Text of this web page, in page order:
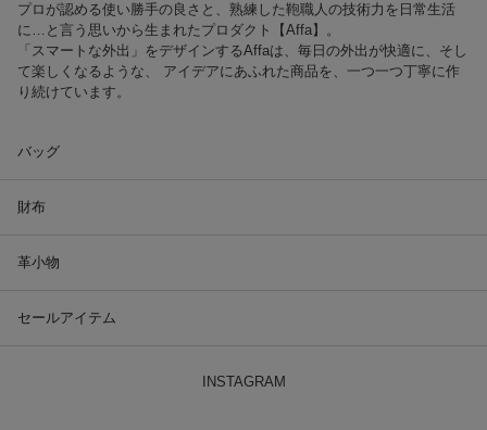
プロが認める使い勝手の良さと、熟練した鞄職人の技術力を日常生活
に…と言う思いから生まれたプロダクト【Affa】。
「スマートな外出」をデザインするAffaは、毎日の外出が快適に、そし
て楽しくなるような、 アイデアにあふれた商品を、一つ一つ丁寧に作
り続けています。
バッグ
財布
革小物
セールアイテム
INSTAGRAM